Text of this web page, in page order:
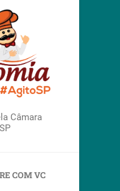
Câmara
COM VC